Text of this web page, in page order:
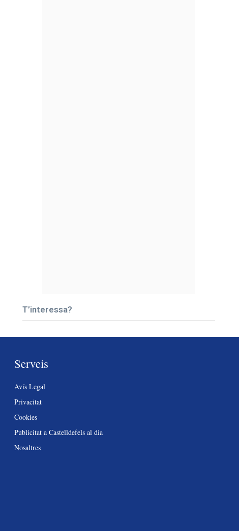
T’interessa?
Serveis
Avís Legal
Privacitat
Cookies
Publicitat a Castelldefels al dia
Nosaltres